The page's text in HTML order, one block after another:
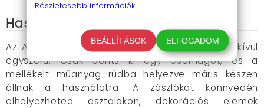
Használati útmutató
Az Anley olasz mini zászló kit használata rendkívül
egyszerű. Csak bonts ki egy csomagot, és a
mellékelt műanyag rúdba helyezve máris készen
állnak a használatra. A zászlókat könnyedén
elhelyezheted asztalokon, dekorációs elemek
Részletesebb információk.
BEÁLLÍTÁSOK ELFOGADOM